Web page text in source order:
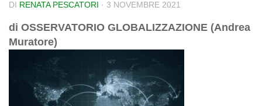
DI RENATA PESCATORI · 3 NOVEMBRE 2021
di OSSERVATORIO GLOBALIZZAZIONE (Andrea
Muratore)